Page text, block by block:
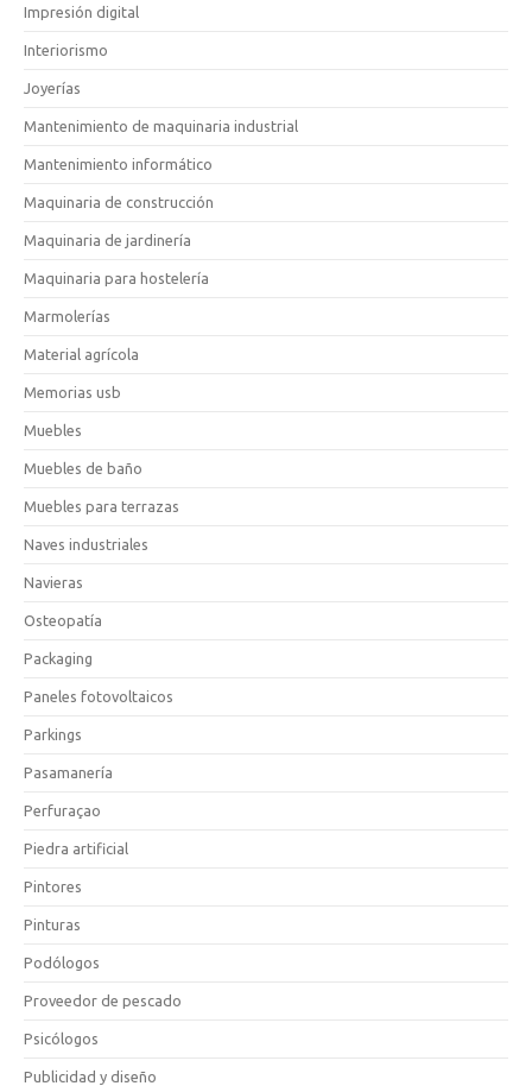
Impresión digital
Interiorismo
Joyerías
Mantenimiento de maquinaria industrial
Mantenimiento informático
Maquinaria de construcción
Maquinaria de jardinería
Maquinaria para hostelería
Marmolerías
Material agrícola
Memorias usb
Muebles
Muebles de baño
Muebles para terrazas
Naves industriales
Navieras
Osteopatía
Packaging
Paneles fotovoltaicos
Parkings
Pasamanería
Perfuraçao
Piedra artificial
Pintores
Pinturas
Podólogos
Proveedor de pescado
Psicólogos
Publicidad y diseño